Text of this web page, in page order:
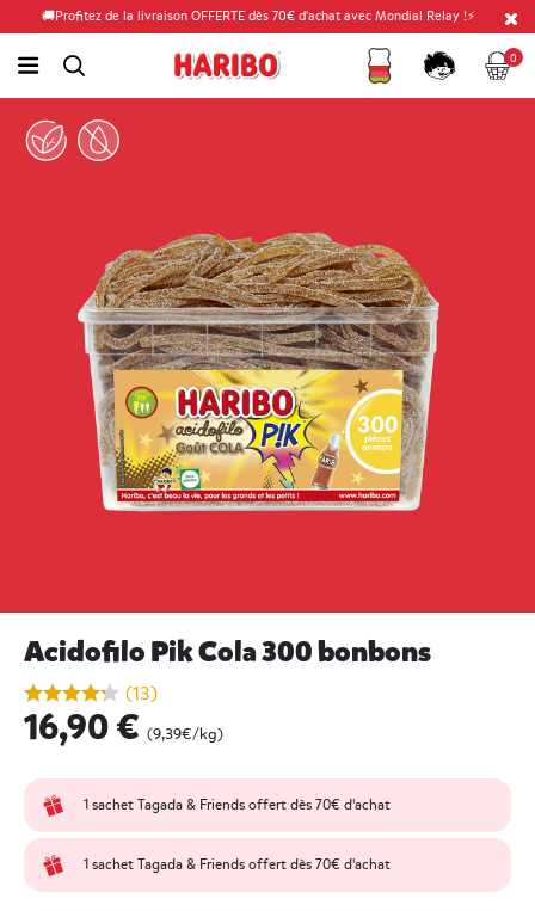
🚚Profitez de la livraison OFFERTE dès 70€ d'achat avec Mondial Relay !⚡
link.header.menu.label
simplesearch.search.label Fidélité
Compte
Panier
0
Acidofilo Pik Cola 300 bonbons
undefined out of 5 Customer Rating
(13)
16,90 € (9,39€/kg)
1 sachet Tagada & Friends offert dès 70€ d'achat
1 sachet Tagada & Friends offert dès 70€ d'achat